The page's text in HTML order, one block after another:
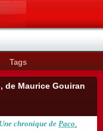
Tags
de Maurice Gouiran
Une chronique dePaco.